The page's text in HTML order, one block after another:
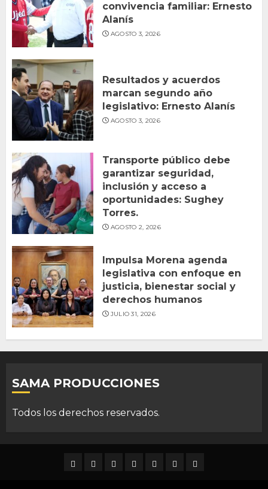
convivencia familiar: Ernesto
Alanís
AGOSTO 3, 2026
Resultados y acuerdos
marcan segundo año
legislativo: Ernesto Alanís
AGOSTO 3, 2026
Transporte público debe
garantizar seguridad,
inclusión y acceso a
oportunidades: Sughey
Torres.
AGOSTO 2, 2026
Impulsa Morena agenda
legislativa con enfoque en
justicia, bienestar social y
derechos humanos
JULIO 31, 2026
SAMA PRODUCCIONES
Todos los derechos reservados.
DURANGO
NACIONAL
INTERNACIONAL
DEPORTES
ENTRETENIMIENTO
CIENCIAOPINION